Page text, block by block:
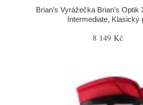
Brian’s Vyrážečka Brian’s Optik
Intermediate, Klasický
8 149 Kč